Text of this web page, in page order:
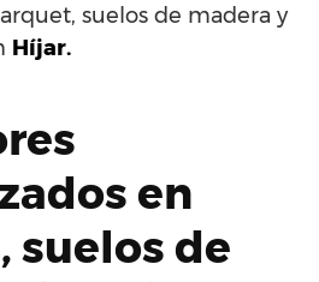
suelos de madera y
Híjar.
en
suelos de